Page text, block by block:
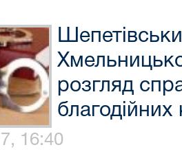
розгляд
благодійних
16:40